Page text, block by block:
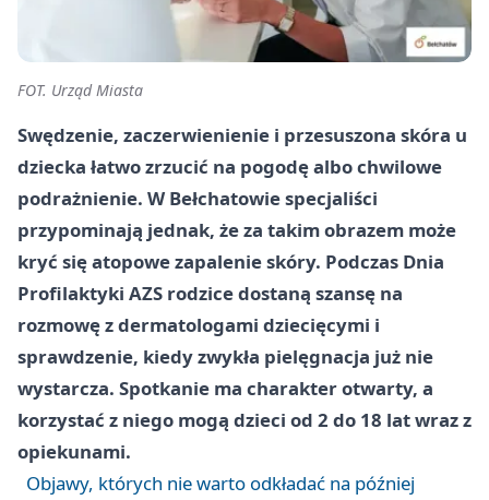
FOT. Urząd Miasta
Swędzenie, zaczerwienienie i przesuszona skóra u
dziecka łatwo zrzucić na pogodę albo chwilowe
podrażnienie. W Bełchatowie specjaliści
przypominają jednak, że za takim obrazem może
kryć się atopowe zapalenie skóry. Podczas Dnia
Profilaktyki AZS rodzice dostaną szansę na
rozmowę z dermatologami dziecięcymi i
sprawdzenie, kiedy zwykła pielęgnacja już nie
wystarcza. Spotkanie ma charakter otwarty, a
korzystać z niego mogą dzieci od 2 do 18 lat wraz z
opiekunami.
Objawy, których nie warto odkładać na później